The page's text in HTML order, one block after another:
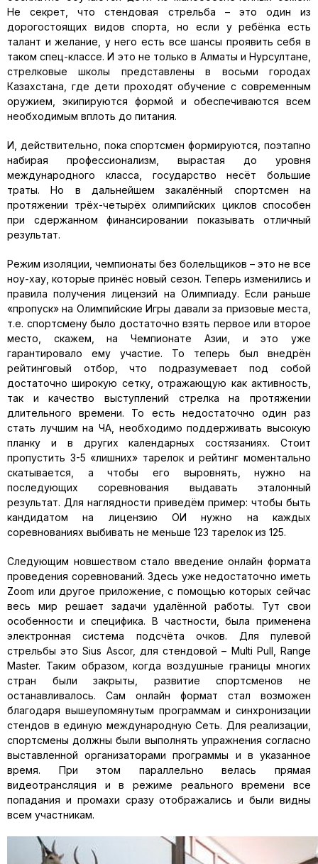
Не секрет, что стендовая стрельба – это один из
дорогостоящих видов спорта, но если у ребёнка есть
талант и желание, у него есть все шансы проявить себя в
таком спец-классе. И это не только в Алматы и Нурсултане,
стрелковые школы представлены в восьми городах
Казахстана, где дети проходят обучение с современным
оружием, экипируются формой и обеспечиваются всем
необходимым вплоть до питания.
И, действительно, пока спортсмен формируются, поэтапно
набирая профессионализм, вырастая до уровня
международного класса, государство несёт большие
траты. Но в дальнейшем закалённый спортсмен на
протяжении трёх-четырёх олимпийских циклов способен
при сдержанном финансировании показывать отличный
результат.
Режим изоляции, чемпионаты без болельщиков – это не все
ноу-хау, которые принёс новый сезон. Теперь изменились и
правила получения лицензий на Олимпиаду. Если раньше
«пропуск» на Олимпийские Игры давали за призовые места,
т.е. спортсмену было достаточно взять первое или второе
место, скажем, на Чемпионате Азии, и это уже
гарантировало ему участие. То теперь был внедрён
рейтинговый отбор, что подразумевает под собой
достаточно широкую сетку, отражающую как активность,
так и качество выступлений стрелка на протяжении
длительного времени. То есть недостаточно один раз
стать лучшим на ЧА, необходимо поддерживать высокую
планку и в других календарных состязаниях. Стоит
пропустить 3-5 «лишних» тарелок и рейтинг моментально
скатывается, а чтобы его выровнять, нужно на
последующих соревнования выдавать эталонный
результат. Для наглядности приведём пример: чтобы быть
кандидатом на лицензию ОИ нужно на каждых
соревнованиях выбивать не меньше 123 тарелок из 125.
Следующим новшеством стало введение онлайн формата
проведения соревнований. Здесь уже недостаточно иметь
Zoom или другое приложение, с помощью которых сейчас
весь мир решает задачи удалённой работы. Тут свои
особенности и специфика. В частности, была применена
электронная система подсчёта очков. Для пулевой
стрельбы это Sius Ascor, для стендовой – Multi Pull, Range
Master. Таким образом, когда воздушные границы многих
стран были закрыты, развитие спортсменов не
останавливалось. Сам онлайн формат стал возможен
благодаря вышеупомянутым программам и синхронизации
стендов в единую международную Сеть. Для реализации,
спортсмены должны были выполнять упражнения согласно
выставленной организаторами программы и в указанное
время. При этом параллельно велась прямая
видеотрансляция и в режиме реального времени все
попадания и промахи сразу отображались и были видны
всем участникам.